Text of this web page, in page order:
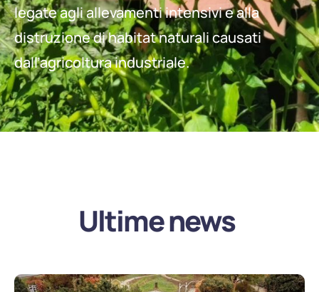
legate agli allevamenti intensivi e alla
distruzione di habitat naturali causati
dall’agricoltura industriale.
Ultime news